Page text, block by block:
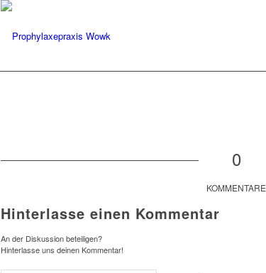
0
KOMMENTARE
Hinterlasse einen Kommentar
An der Diskussion beteiligen?
Hinterlasse uns deinen Kommentar!